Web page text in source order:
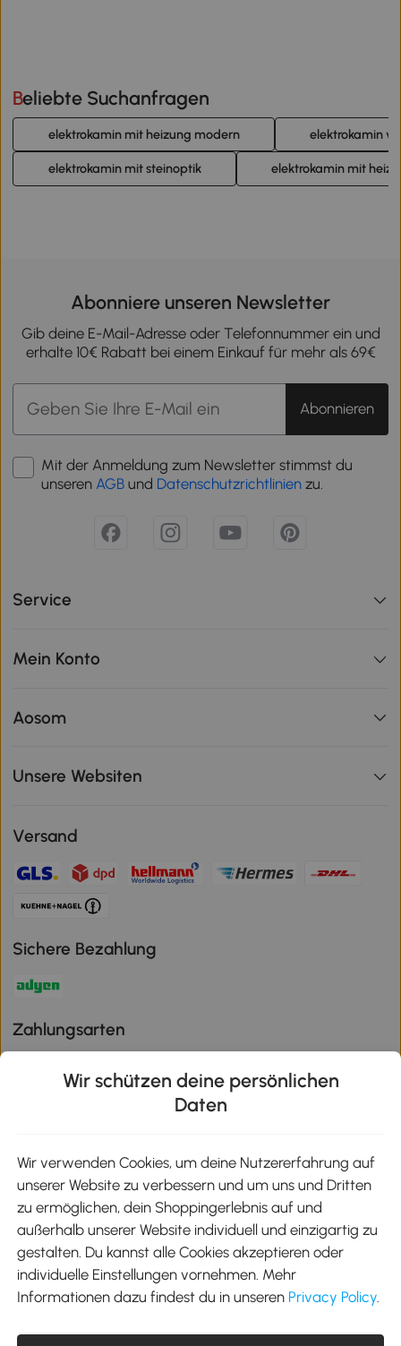
Beliebte Suchanfragen
elektrokamin mit heizung modern elektrokamin
elektrokamin mit steinoptik elektrokamin mit
Abonniere unseren Newsletter
Gib deine E-Mail-Adresse oder Telefonnummer ein und
erhalte 10€ Rabatt bei einem Einkauf für mehr als 69€
Abonnieren
Mit der Anmeldung zum Newsletter stimmst du
unseren AGB und Datenschutzrichtlinien zu.
Service
Mein Konto
Aosom
Unsere Websiten
Versand
Sichere Bezahlung
Zahlungsarten
Aosom-App
Google Play
Tel.: +49 40 87408465
Wir schützen deine persönlichen
Daten
Wir verwenden Cookies, um deine Nutzererfahrung auf
unserer Website zu verbessern und um uns und Dritten
zu ermöglichen, dein Shoppingerlebnis auf und
außerhalb unserer Website individuell und einzigartig zu
gestalten. Du kannst alle Cookies akzeptieren oder
individuelle Einstellungen vornehmen. Mehr
Informationen dazu findest du in unseren Privacy Policy.